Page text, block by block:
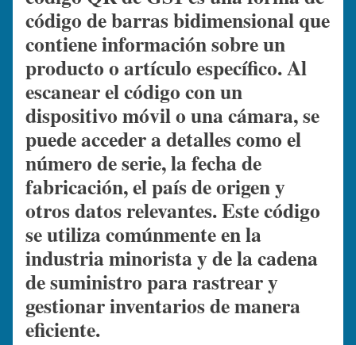
código de barras bidimensional que
contiene información sobre un
producto o artículo específico. Al
escanear el código con un
dispositivo móvil o una cámara, se
puede acceder a detalles como el
número de serie, la fecha de
fabricación, el país de origen y
otros datos relevantes. Este código
se utiliza comúnmente en la
industria minorista y de la cadena
de suministro para rastrear y
gestionar inventarios de manera
eficiente.